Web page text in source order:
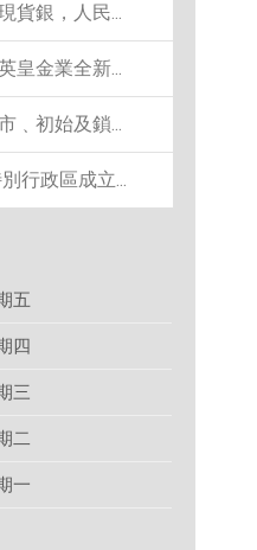
貨銀，人民...
皇金業全新...
﹑初始及鎖...
行政區成立...
五
四
三
二
一